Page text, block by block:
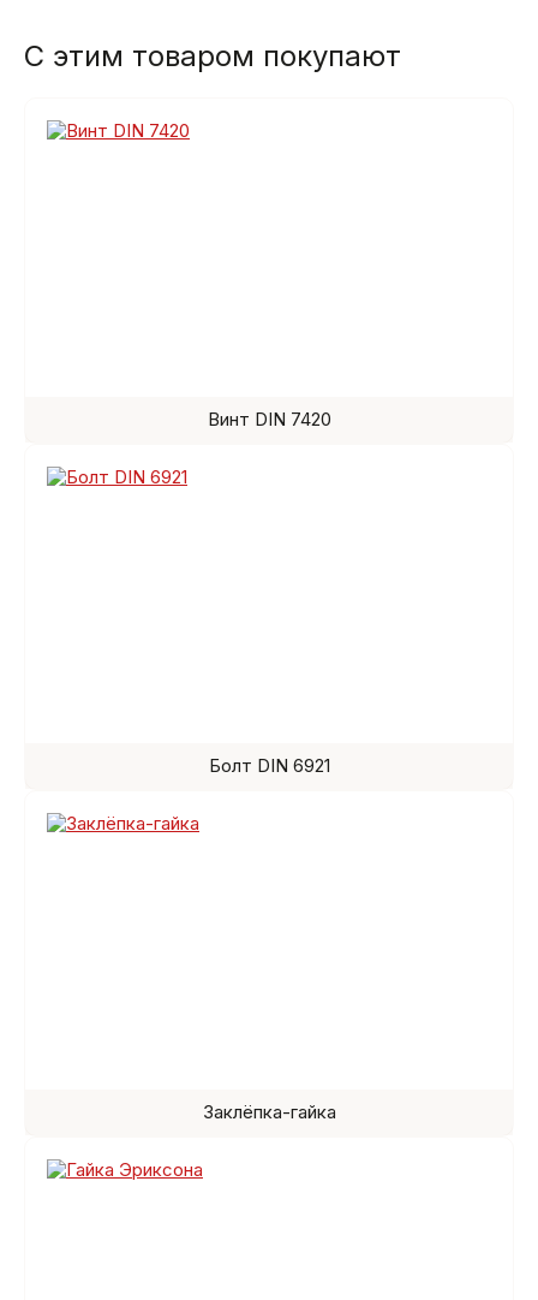
С этим товаром покупают
Винт DIN 7420
Болт DIN 6921
Заклёпка-гайка